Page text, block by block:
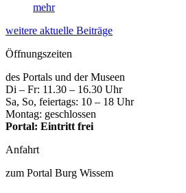
mehr
weitere aktuelle Beiträge
Öffnungszeiten
des Portals und der Museen
Di – Fr: 11.30 – 16.30 Uhr
Sa, So, feiertags: 10 – 18 Uhr
Montag: geschlossen
Portal: Eintritt frei
Anfahrt
zum Portal Burg Wissem